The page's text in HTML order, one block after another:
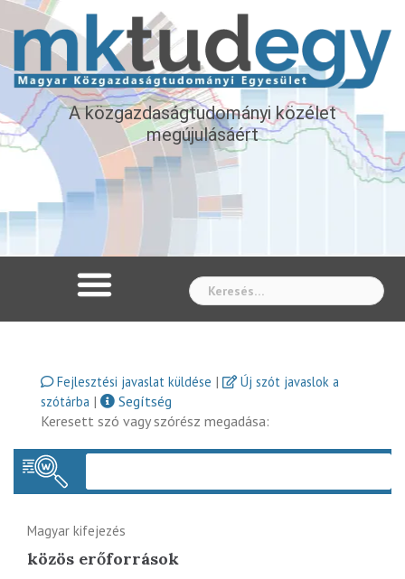
A közgazdaságtudományi közélet
megújulásáért
Fejlesztési javaslat küldése |
Új szót javaslok a
szótárba |
Segítség
Keresett szó vagy szórész megadása:
Magyar kifejezés
közös erőforrások